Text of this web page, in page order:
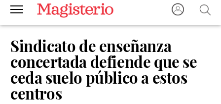
Sindicato de enseñanza
concertada defiende que se
ceda suelo público a estos
centros